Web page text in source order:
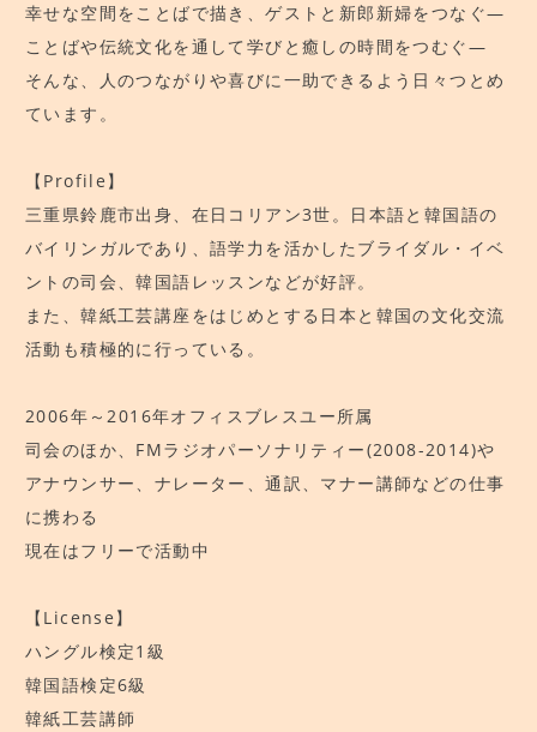
CONTACT
ご依頼・お問合せ
教室へのアクセス
幸せな空間をことばで描き、ゲストと新郎新婦をつなぐ―
ことばや伝統文化を通して学びと癒しの時間をつむぐ―
そんな、人のつながりや喜びに一助できるよう日々つとめ
ています。
【Profile】
三重県鈴鹿市出身、在日コリアン3世。日本語と韓国語の
バイリンガルであり、 語学力を活かしたブライダル・イベ
ントの司会、韓国語レッスンなどが好評。
また、韓紙工芸講座をはじめとする日本と韓国の文化交流
活動も積極的に行っている。
2006年～2016年オフィスブレスユー所属
司会のほか、FMラジオパーソナリティー(2008-2014)や
アナウンサー、ナレーター、通訳、マナー講師などの仕事
に携わる
現在はフリーで活動中
【License】
ハングル検定1級
韓国語検定6級
韓紙工芸講師